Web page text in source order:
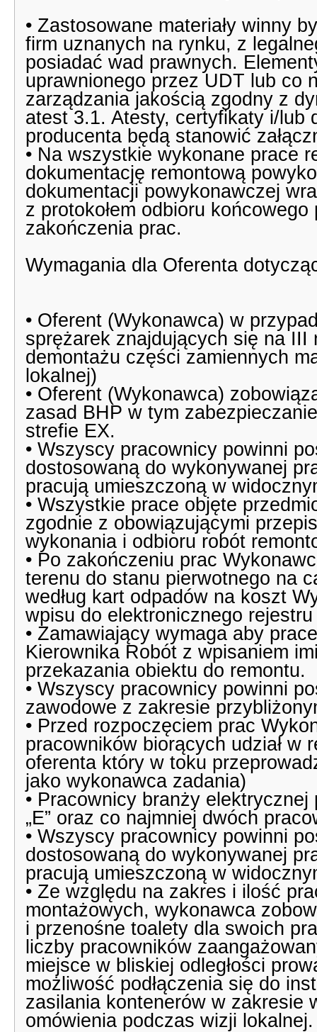
• Zastosowane materiały winny
firm uznanych na rynku, z
posiadać wad prawnych.
uprawnionego przez UDT lub co
zarządzania jakością zgodny z
atest 3.1. Atesty, certyfikaty i/lub
producenta będą stanowić
• Na wszystkie wykonane prace
dokumentację remontową
dokumentacji powykonawczej
z protokołem odbioru
zakończenia prac.
Wymagania dla Oferenta
• Oferent (Wykonawca) w
sprężarek znajdujących się na
demontażu części zamiennych
lokalnej)
• Oferent (Wykonawca)
zasad BHP w tym
strefie EX.
• Wszyscy pracownicy powinni
dostosowaną do wykonywanej
pracują umieszczoną w
• Wszystkie prace objęte
zgodnie z obowiązującymi
wykonania i odbioru robót
• Po zakończeniu prac
terenu do stanu pierwotnego na
według kart odpadów na koszt
wpisu do elektronicznego
• Zamawiający wymaga aby
Kierownika Robót z wpisaniem
przekazania obiektu do remontu.
• Wszyscy pracownicy powinni
zawodowe z zakresie
• Przed rozpoczęciem prac
pracowników biorących udział w
oferenta który w toku
jako wykonawca zadania)
• Pracownicy branży
„E” oraz co najmniej dwóch
• Wszyscy pracownicy powinni
dostosowaną do wykonywanej
pracują umieszczoną w
• Ze względu na zakres i ilość
montażowych, wykonawca
i przenośne toalety dla swoich
liczby pracowników
miejsce w bliskiej odległości
możliwość podłączenia się do
zasilania kontenerów w zakresie
omówienia podczas wizji lokalnej.